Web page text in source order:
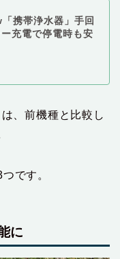
携帯浄水器」手回
ー充電で停電時も安
は、前機種と比較し
です。
に